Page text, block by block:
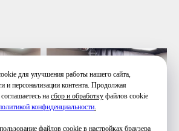
для улучшения работы нашего сайта,
и персонализации контента. Продолжая
на сбор и обработку файлов cookie
конфиденциальности.
файлов cookie в настройках браузера